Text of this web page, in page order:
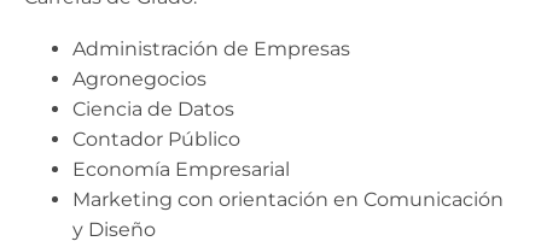
Administración de Empresas
Agronegocios
Ciencia de Datos
Contador Público
Economía Empresarial
Marketing con orientación en Comunicación
y Diseño